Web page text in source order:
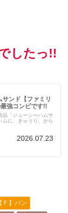
したっ!!
サンド【ファミリ
強コンビです!!
品「ジューシーハムサ
ムに、きゅうり、から
2026.07.23
【Ｆ】パン